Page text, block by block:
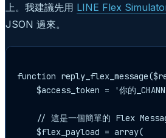
上。我建議先用 LINE Flex
JSON 過來。
function
$access_token = '你的
// 這是一個簡單的 Flex
    $flex_payload = array(